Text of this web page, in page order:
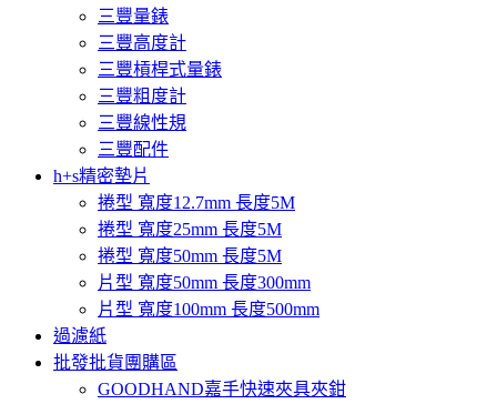
三豐量錶
三豐高度計
三豐槓桿式量錶
三豐粗度計
三豐線性規
三豐配件
h+s精密墊片
捲型 寬度12.7mm 長度5M
捲型 寬度25mm 長度5M
捲型 寬度50mm 長度5M
片型 寬度50mm 長度300mm
片型 寬度100mm 長度500mm
過濾紙
批發批貨團購區
GOODHAND嘉手快速夾具夾鉗